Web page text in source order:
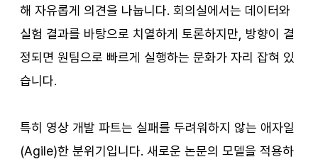
해 자유롭게 의견을 나눕니다. 회의실에서는 데이터와
실험 결과를 바탕으로 치열하게 토론하지만, 방향이 결
정되면 원팀으로 빠르게 실행하는 문화가 자리 잡혀 있
습니다.
특히 영상 개발 파트는 실패를 두려워하지 않는 애자일
(Agile)한 분위기입니다. 새로운 논문의 모델을 적용하